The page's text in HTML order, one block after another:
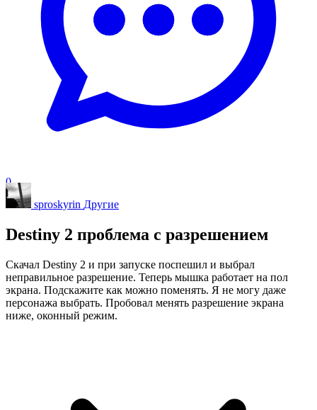
0
sproskyrin Другие
Destiny 2 проблема с разрешением
Скачал Destiny 2 и при запуске поспешил и выбрал
неправильное разрешение. Теперь мышка работает на пол
экрана. Подскажите как можно поменять. Я не могу даже
персонажа выбрать. Пробовал менять разрешение экрана
ниже, оконный режим.